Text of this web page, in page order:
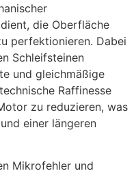
die Oberfläche
perfektionieren. Dabei
Schleifsteinen
und gleichmäßige
Raffinesse
zu reduzieren, was
einer längeren
Mikrofehler und